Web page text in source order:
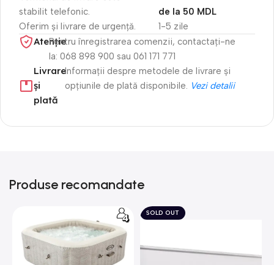
stabilit telefonic.
Oferim și livrare de urgență.
1-5 zile
de la 50 MDL
Atenție​Pentru înregistrarea comenzii, contactați-ne
la: 068 898 900 sau 061 171 771
Livrare
și
plată
Informații despre metodele de livrare și
opțiunile de plată disponibile. Vezi detalii
Produse recomandate
SOLD OUT